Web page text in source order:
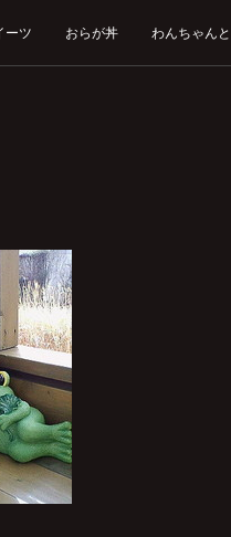
ーツ おらが丼 わんちゃん